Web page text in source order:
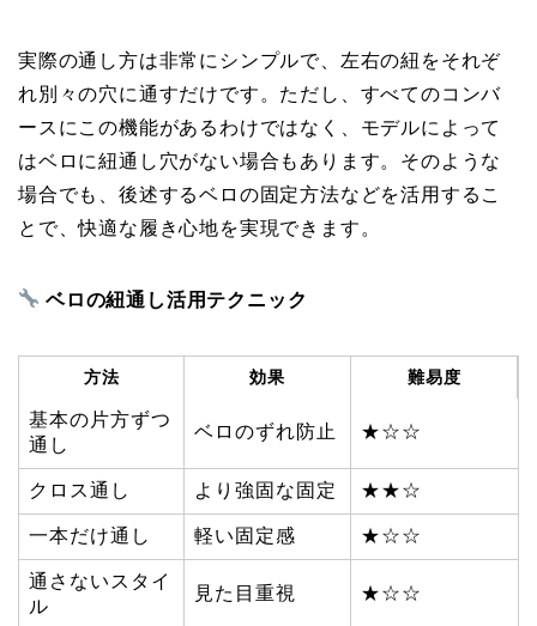
実際の通し方は非常にシンプルで、左右の紐をそれぞ
れ別々の穴に通すだけです。ただし、すべてのコンバ
ースにこの機能があるわけではなく、モデルによって
はベロに紐通し穴がない場合もあります。そのような
場合でも、後述するベロの固定方法などを活用するこ
とで、快適な履き心地を実現できます。
ベロの紐通し活用テクニック
方法 効果 難易度
基本の片方ずつ
通し
ベロのずれ防止 ★☆☆
クロス通し より強固な固定 ★★☆
一本だけ通し 軽い固定感 ★☆☆
通さないスタイ
ル
見た目重視 ★☆☆